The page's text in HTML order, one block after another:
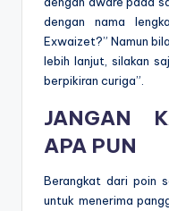
dengan nama
Exwaizet?” Namun
lebih lanjut, silakan
berpikiran curiga”.
JANGAN
APA PUN
Berangkat dari poin
untuk menerima